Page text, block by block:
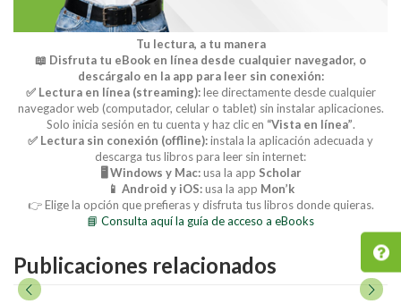
Tu lectura, a tu manera
📖 Disfruta tu eBook en línea desde cualquier navegador, o
descárgalo en la app para leer sin conexión:
✅ Lectura en línea (streaming):lee directamente desde cualquier
navegador web (computador, celular o tablet) sin instalar aplicaciones.
Solo inicia sesión en tu cuenta y haz clic en “Vista en línea”.
✅ Lectura sin conexión (offline):instala la aplicación adecuada y
descarga tus libros para leer sin internet:
🖥️ Windows y Mac:usa la app Scholar
📱 Android y iOS:usa la app Mon’k
👉 Elige la opción que prefieras y disfruta tus libros donde quieras.
📘 Consulta aquí la guía de acceso a eBooks
Publicaciones relacionados